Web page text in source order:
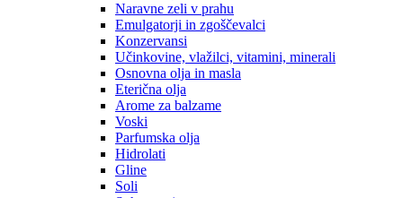
Naravne zeli v prahu
Emulgatorji in zgoščevalci
Konzervansi
Učinkovine, vlažilci, vitamini, minerali
Osnovna olja in masla
Eterična olja
Arome za balzame
Voski
Parfumska olja
Hidrolati
Gline
Soli